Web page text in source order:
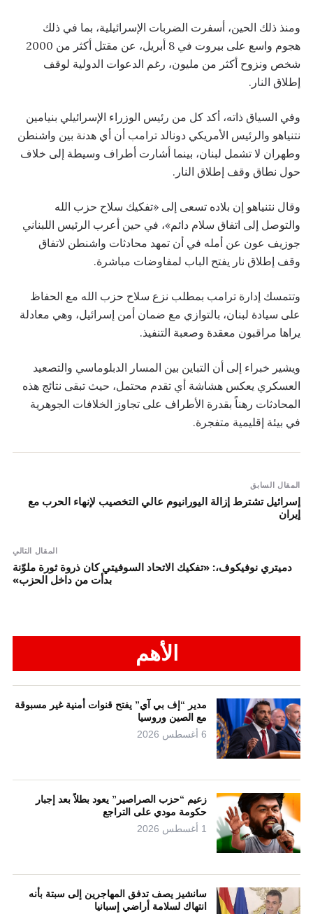
ومنذ ذلك الحين، أسفرت الضربات الإسرائيلية، بما في ذلك
هجوم واسع على بيروت في 8 أبريل، عن مقتل أكثر من 2000
شخص ونزوح أكثر من مليون، رغم الدعوات الدولية لوقف
إطلاق النار.
وفي السياق ذاته، أكد كل من رئيس الوزراء الإسرائيلي بنيامين
نتنياهو والرئيس الأمريكي دونالد ترامب أن أي هدنة بين واشنطن
وطهران لا تشمل لبنان، بينما أشارت أطراف وسيطة إلى خلاف
حول نطاق وقف إطلاق النار.
وقال نتنياهو إن بلاده تسعى إلى «تفكيك سلاح حزب الله
والتوصل إلى اتفاق سلام دائم»، في حين أعرب الرئيس اللبناني
جوزيف عون عن أمله في أن تمهد محادثات واشنطن لاتفاق
وقف إطلاق نار يفتح الباب لمفاوضات مباشرة.
وتتمسك إدارة ترامب بمطلب نزع سلاح حزب الله مع الحفاظ
على سيادة لبنان، بالتوازي مع ضمان أمن إسرائيل، وهي معادلة
يراها مراقبون معقدة وصعبة التنفيذ.
ويشير خبراء إلى أن التباين بين المسار الدبلوماسي والتصعيد
العسكري يعكس هشاشة أي تقدم محتمل، حيث تبقى نتائج هذه
المحادثات رهناً بقدرة الأطراف على تجاوز الخلافات الجوهرية
في بيئة إقليمية متفجرة.
المقال السابق
إسرائيل تشترط إزالة اليورانيوم عالي التخصيب لإنهاء الحرب مع
إيران
المقال التالي
دميتري نوفيكوف،: «تفكيك الاتحاد السوفيتي كان ذروة ثورة ملوّنة
بدأت من داخل الحزب»
الأهم
مدير “إف بي آي” يفتح قنوات أمنية غير مسبوقة
مع الصين وروسيا
6 أغسطس 2026
زعيم “حزب الصراصير” يعود بطلاً بعد إجبار
حكومة مودي على التراجع
1 أغسطس 2026
سانشيز يصف تدفق المهاجرين إلى سبتة بأنه
انتهاك لسلامة أراضي إسبانيا